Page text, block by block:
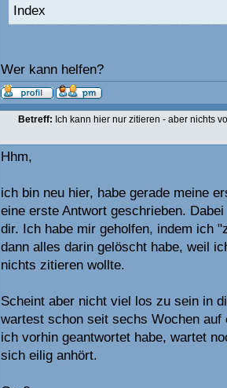
Index
Wer kann helfen?
Betreff: Ich kann hier nur zitieren - aber nichts
Hhm,
ich bin neu hier, habe gerade meine
eine erste Antwort geschrieben.
dir. Ich habe mir geholfen, indem ich
dann alles darin gelöscht habe, weil
nichts zitieren wollte.
Scheint aber nicht viel los zu sein in
wartest schon seit sechs Wochen auf
ich vorhin geantwortet habe, wartet
sich eilig anhört.